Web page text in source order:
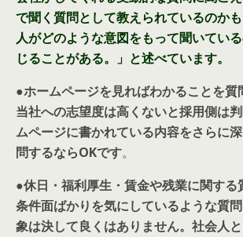
で聞く質問として教えられているのか
人がどのような意図をもって聞いてい
じることがある。」と述べています。
●ホームページを見ればわかることを質
当社への志望度は高くないと採用側は
ムページに書かれている内容をさらに
問するならOKです。
●休日・福利厚生・賃金や残業に関する
条件面ばかりを気にしているような質
象は決して良くはありません。社会人